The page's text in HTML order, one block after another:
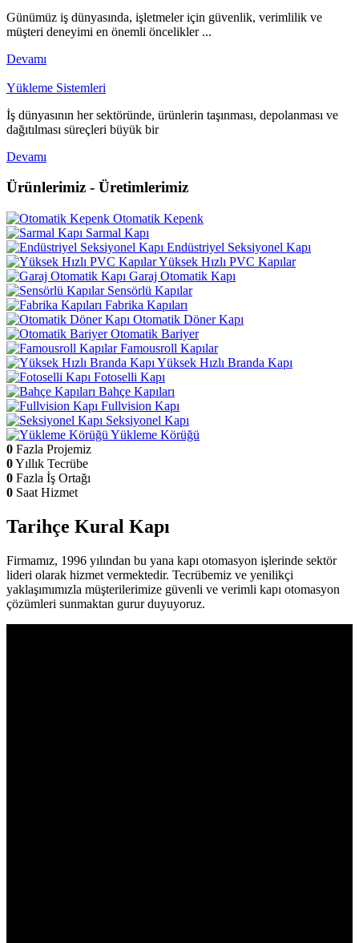
Günümüz iş dünyasında, işletmeler için güvenlik, verimlilik ve
müşteri deneyimi en önemli öncelikler ...
Devamı
Yükleme Sistemleri
İş dünyasının her sektöründe, ürünlerin taşınması, depolanması ve
dağıtılması süreçleri büyük bir
Devamı
Ürünlerimiz - Üretimlerimiz
Otomatik Kepenk
Sarmal Kapı
Endüstriyel Seksiyonel Kapı
Yüksek Hızlı PVC Kapılar
Garaj Otomatik Kapı
Sensörlü Kapılar
Fabrika Kapıları
Otomatik Döner Kapı
Otomatik Bariyer
Famousroll Kapılar
Yüksek Hızlı Branda Kapı
Fotoselli Kapı
Bahçe Kapıları
Fullvision Kapı
Seksiyonel Kapı
Yükleme Körüğü
0 Fazla Projemiz
0Yıllık Tecrübe
0 Fazla İş Ortağı
0 Saat Hizmet
Tarihçe Kural Kapı
Firmamız, 1996 yılından bu yana kapı otomasyon işlerinde sektör
lideri olarak hizmet vermektedir. Tecrübemiz ve yenilikçi
yaklaşımımızla müşterilerimize güvenli ve verimli kapı otomasyon
çözümleri sunmaktan gurur duyuyoruz.